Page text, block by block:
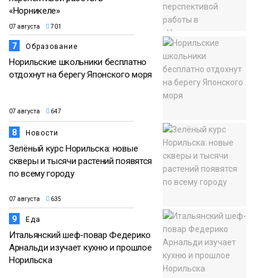
«Норникеле»
07 августа 701
7 Образование
Норильские школьники бесплатно
отдохнут на берегу Японского моря
07 августа 647
8 Новости
Зелёный курс Норильска: новые
скверы и тысячи растений появятся
по всему городу
07 августа 635
9 Еда
Итальянский шеф-повар Федерико
Арнальди изучает кухню и прошлое
Норильска